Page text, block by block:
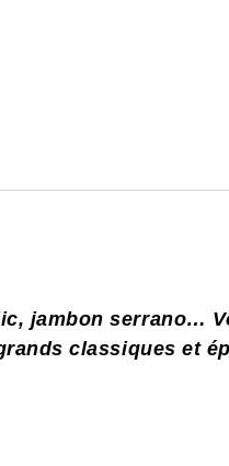
jambon serrano…
classiques et